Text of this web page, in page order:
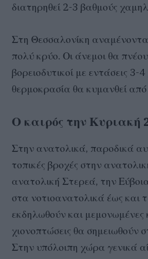
διατηρηθεί 2-3 βαθμούς
Στη Θεσσαλονίκη
πολύ κρύο. Οι άνεμοι θα
βορειοδυτικοί με εντάσεις
θερμοκρασία θα κυμανθεί
Ο καιρός την Κυριακή
Στην ανατολικά, παροδικά
τοπικές βροχές στην
ανατολική Στερεά, την
στα νοτιοανατολικά έως και
εκδηλωθούν και μεμονωμένες
χιονοπτώσεις θα σημειωθούν
Στην υπόλοιπη χώρα γενικά